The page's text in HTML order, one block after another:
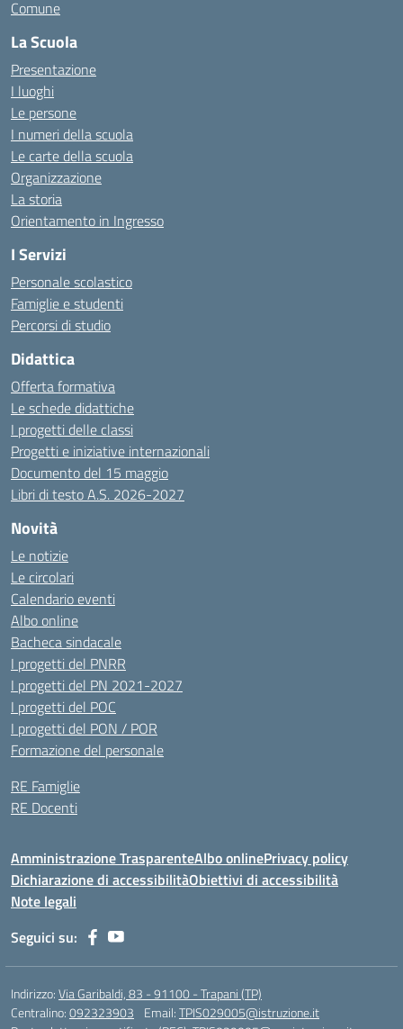
Comune
La Scuola
Presentazione
I luoghi
Le persone
I numeri della scuola
Le carte della scuola
Organizzazione
La storia
Orientamento in Ingresso
I Servizi
Personale scolastico
Famiglie e studenti
Percorsi di studio
Didattica
Offerta formativa
Le schede didattiche
I progetti delle classi
Progetti e iniziative internazionali
Documento del 15 maggio
Libri di testo A.S. 2026-2027
Novità
Le notizie
Le circolari
Calendario eventi
Albo online
Bacheca sindacale
I progetti del PNRR
I progetti del PN 2021-2027
I progetti del POC
I progetti del PON / POR
Formazione del personale
RE Famiglie
RE Docenti
Amministrazione TrasparenteAlbo onlinePrivacy policy
Dichiarazione di accessibilitàObiettivi di accessibilità
Note legali
Seguici su:
Indirizzo:Via Garibaldi, 83 - 91100 - Trapani (TP)
Centralino:092323903 Email:TPIS029005@istruzione.it